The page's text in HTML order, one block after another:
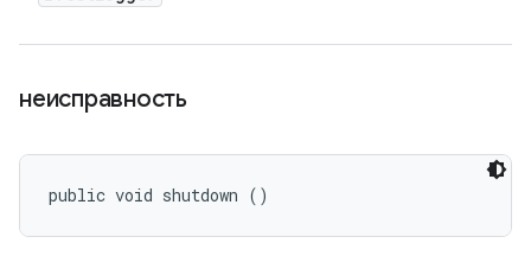
неисправность
public void shutdown ()